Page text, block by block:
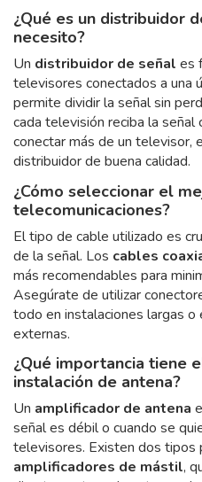
¿Qué es un distribuidor
necesito?
Un distribuidor de señal es
televisores conectados a una
permite dividir la señal sin
cada televisión reciba la señal
conectar más de un televisor,
distribuidor de buena calidad.
¿Cómo seleccionar el
telecomunicaciones?
El tipo de cable utilizado es
de la señal. Los cables
más recomendables para
Asegúrate de utilizar
todo en instalaciones largas o
externas.
¿Qué importancia tiene
instalación de antena?
Un amplificador de antena
señal es débil o cuando se
televisores. Existen dos tipos
amplificadores de mástil,